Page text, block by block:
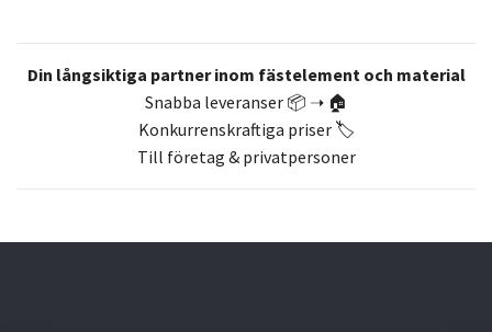
Din långsiktiga partner inom fästelement och material
Snabba leveranser 📦 ➝ 🏠
Konkurrenskraftiga priser 🏷️
Till företag & privatpersoner